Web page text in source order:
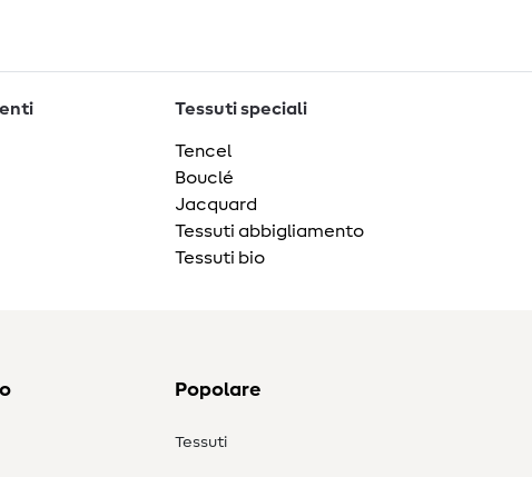
Tessuti speciali
Tencel
Bouclé
Jacquard
Tessuti abbigliamento
Tessuti bio
Popolare
Tessuti